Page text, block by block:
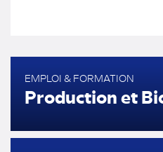
EMPLOI & FORMATION
Production et